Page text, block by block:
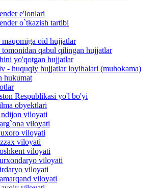
e'lonlari
o`tkazish tartibi
oid hujjatlar
qabul qilingan hujjatlar
yo'qotgan hujjatlar
- huquqiy hujjatlar loyihalari (muhokama)
hukumat
Respublikasi yo'l bo'yi
obyektlari
viloyati
viloyati
viloyati
viloyati
viloyati
viloyati
viloyati
viloyati